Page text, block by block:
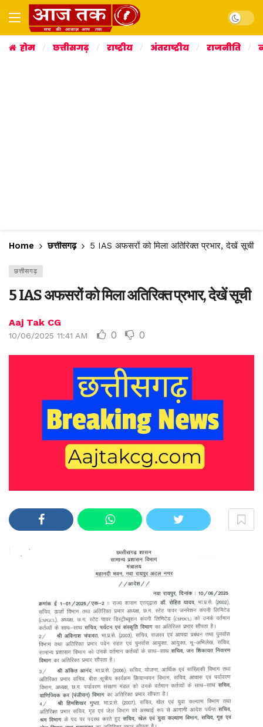
Dark
होम छत्तीसगढ़ राष्ट्रीय अंतराष्ट्रीय राजनीति
Home छत्तीसगढ़ 5 IAS अफसरों को मिला अतिरिक्त प्रभार, देखें सूची
छत्तीसगढ़
5 IAS अफसरों को मिला अतिरिक्त प्रभार, देखें सूची
Aaj Tak CG
10/06/2025 11:41 AM 0 0